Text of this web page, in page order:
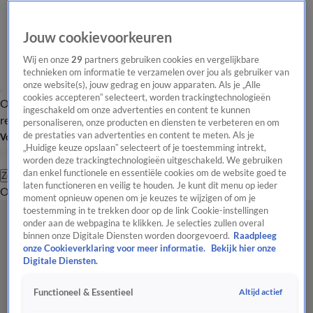
Overzicht Laatste nieuws Regionieuws Het beste van Hart
Tip de
redactie
Volg Hart van Nederland
Zoeken
OverzichtRegioUitzendingenWeerTip de redactiePanelVideo's
Jouw cookievoorkeuren
Wij en onze29 partners gebruiken cookies en vergelijkbare
technieken om informatie te verzamelen over jou als gebruiker van
onze website(s), jouw gedrag en jouw apparaten. Als je „Alle
cookies accepteren” selecteert, worden trackingtechnologieën
ingeschakeld om onze advertenties en content te kunnen
personaliseren, onze producten en diensten te verbeteren en om
de prestaties van advertenties en content te meten. Als je
„Huidige keuze opslaan” selecteert of je toestemming intrekt,
worden deze trackingtechnologieën uitgeschakeld. We gebruiken
dan enkel functionele en essentiële cookies om de website goed te
laten functioneren en veilig te houden. Je kunt dit menu op ieder
moment opnieuw openen om je keuzes te wijzigen of om je
toestemming in te trekken door op de link Cookie-instellingen
onder aan de webpagina te klikken. Je selecties zullen overal
binnen onze Digitale Diensten worden doorgevoerd. Raadpleeg
onze Cookieverklaring voor meer informatie.
Bekijk hier onze
Digitale Diensten.
Functioneel & Essentieel Altijd actief